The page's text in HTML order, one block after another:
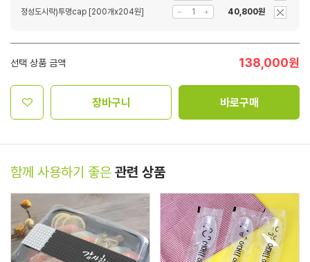
정성도시락)투명cap [200개x204원]
40,800원
선택 상품 금액 138,000원
장바구니 바로구매
함께 사용하기 좋은 관련 상품